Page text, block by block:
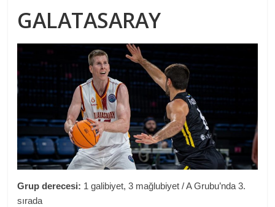
GALATASARAY
Grup derecesi: 1 galibiyet, 3 mağlubiyet / A Grubu’nda 3.
sırada